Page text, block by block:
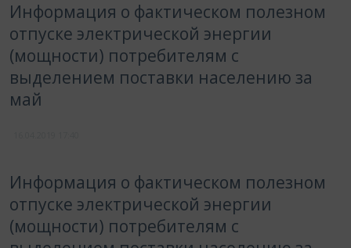
Информация о фактическом полезном
отпуске электрической энергии
(мощности) потребителям с
выделением поставки населению за
май
Информация о фактическом полезном
отпуске электрической энергии
(мощности) потребителям с